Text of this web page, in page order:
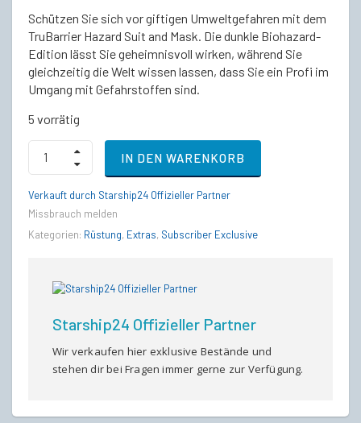
Schützen Sie sich vor giftigen Umweltgefahren mit dem
TruBarrier Hazard Suit and Mask. Die dunkle Biohazard-
Edition lässt Sie geheimnisvoll wirken, während Sie
gleichzeitig die Welt wissen lassen, dass Sie ein Profi im
Umgang mit Gefahrstoffen sind.
5 vorrätig
TruBarrier
Dark
Biohazard
quantity
IN DEN WARENKORB
Verkauft durch Starship24 Offizieller Partner
Missbrauch melden
Kategorien: Rüstung, Extras, Subscriber Exclusive
Starship24 Offizieller Partner
Wir verkaufen hier exklusive Bestände und
stehen dir bei Fragen immer gerne zur Verfügung.